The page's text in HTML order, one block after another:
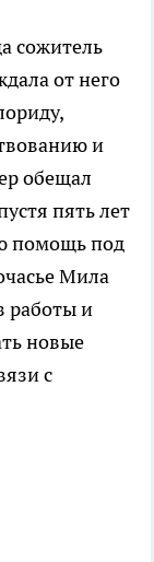
сожитель
от него
и
обещал
пять лет
помощь под
Мила
работы и
новые
с